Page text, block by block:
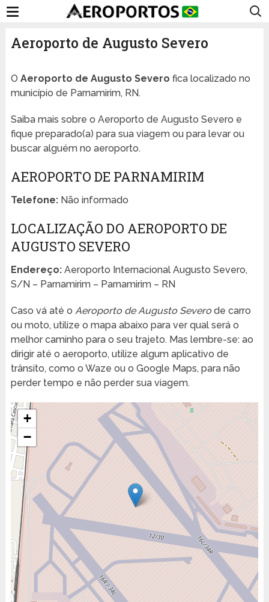
Aeroporto de Augusto Severo
O Aeroporto de Augusto Severo fica localizado no
município de Parnamirim, RN.
Saiba mais sobre o Aeroporto de Augusto Severo e
fique preparado(a) para sua viagem ou para levar ou
buscar alguém no aeroporto.
AEROPORTO DE PARNAMIRIM
Telefone:Não informado
LOCALIZAÇÃO DO AEROPORTO DE
AUGUSTO SEVERO
Endereço:Aeroporto Internacional Augusto Severo,
S/N – Parnamirim – Parnamirim – RN
Caso vá até o Aeroporto de Augusto Severode carro
ou moto, utilize o mapa abaixo para ver qual será o
melhor caminho para o seu trajeto. Mas lembre-se: ao
dirigir até o aeroporto, utilize algum aplicativo de
trânsito, como o Waze ou o Google Maps, para não
perder tempo e não perder sua viagem.
+
−